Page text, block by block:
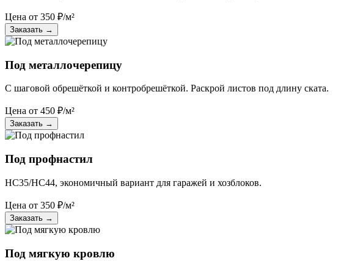
Цена от 350 ₽/м²
Заказать →
Под металлочерепицу
С шаговой обрешёткой и контробрешёткой. Раскрой листов под длину ската.
Цена от 450 ₽/м²
Заказать →
Под профнастил
НС35/НС44, экономичный вариант для гаражей и хозблоков.
Цена от 350 ₽/м²
Заказать →
Под мягкую кровлю